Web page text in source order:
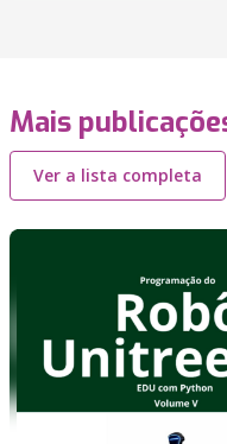
Mais
Ver a lista completa